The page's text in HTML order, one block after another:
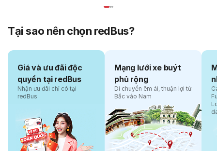
Tại sao nên chọn redBus?
Giá và ưu đãi độc
quyền tại redBus
Nhận ưu đãi chỉ có tại
redBus
Mạng lưới xe buýt
phủ rộng
Di chuyển êm ái, thuận lợi từ
Bắc vào Nam